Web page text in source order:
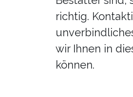
richtig.
wir Ihnen in
können.